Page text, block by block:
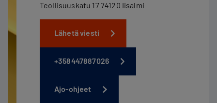
Teollisuuskatu 17 74120 Iisalmi
Lähetä viesti
+358447887026
Ajo-ohjeet